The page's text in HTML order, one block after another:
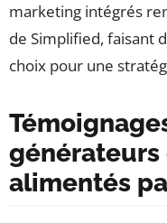
marketing intégrés
de Simplified, faisant
choix pour une
générateurs
alimentés